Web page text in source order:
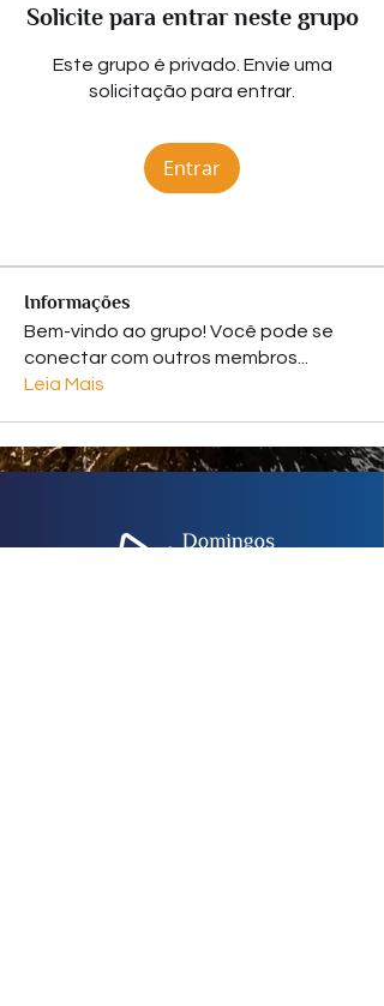
Solicite para entrar neste grupo
Este grupo é privado. Envie uma
solicitação para entrar.
Entrar
Informações
Bem-vindo ao grupo! Você pode se
conectar com outros membros
Leia Mais